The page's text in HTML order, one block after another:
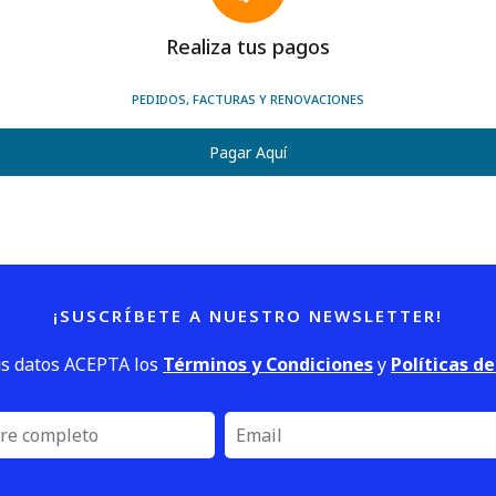
Realiza tus pagos
PEDIDOS, FACTURAS Y RENOVACIONES
Pagar Aquí
¡SUSCRÍBETE A NUESTRO NEWSLETTER!
datos ACEPTA los Términos y Condicionesy Políticas